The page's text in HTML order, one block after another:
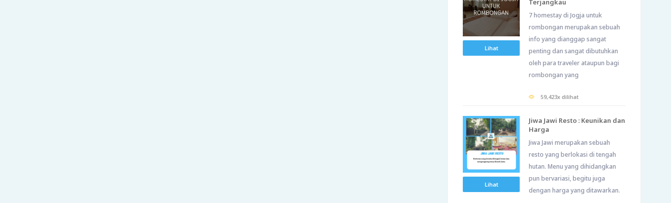
Lihat
Terjangkau
7 homestay di Jogja untuk
rombongan merupakan sebuah
info yang dianggap sangat
penting dan sangat dibutuhkan
oleh para traveler ataupun bagi
rombongan yang
59,423x dilihat
Lihat
Jiwa Jawi Resto : Keunikan dan
Harga
Jiwa Jawi merupakan sebuah
resto yang berlokasi di tengah
hutan. Menu yang dihidangkan
pun bervariasi, begitu juga
dengan harga yang ditawarkan.